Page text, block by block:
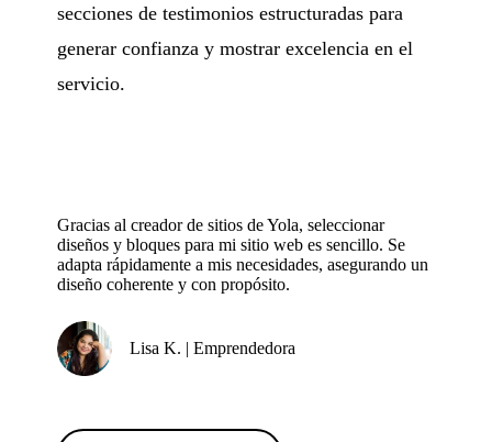
secciones de testimonios estructuradas para
generar confianza y mostrar excelencia en el
servicio.
Gracias al creador de sitios de Yola, seleccionar
diseños y bloques para mi sitio web es sencillo. Se
adapta rápidamente a mis necesidades, asegurando un
diseño coherente y con propósito.
Lisa K. | Emprendedora